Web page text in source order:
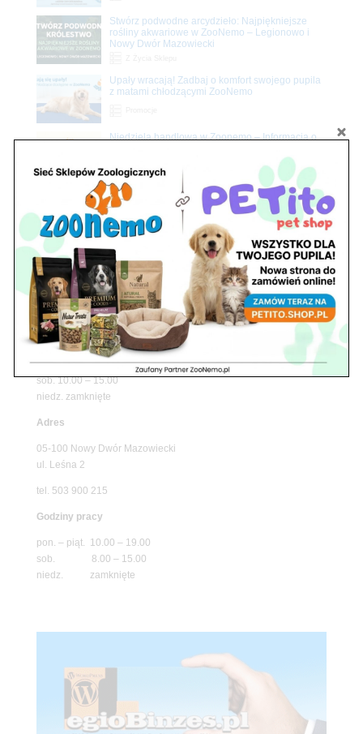
Stwórz podwodne arcydzieło: Najpiękniejsze
rośliny akwariowe w ZooNemo – Legionowo i
Nowy Dwór Mazowiecki
Upały wracają! Zadbaj o komfort swojego pupila
z matami chłodzącymi ZooNemo
Z Życia Sklepu
Niedziela handlowa w Zoonemo – Informacja o
Znajdź nas
Adres
05-120 Legionowo
ul. Piłsudskiego 31,
pawilon 134
tel./fax. 22 784 71 96
Godziny pracy
pon. – piąt. 10.00 – 19.00
sob. 10.00 – 15.00
niedz. zamknięte
Adres
05-100 Nowy Dwór Mazowiecki
ul. Leśna 2
tel. 503 900 215
Godziny pracy
pon. – piąt. 10.00 – 19.00
sob. 8.00 – 15.00
niedz. zamknięte